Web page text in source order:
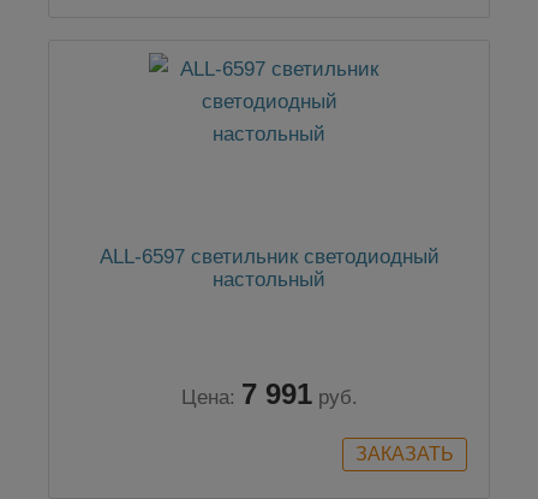
ALL-6597 светильник светодиодный
настольный
Цена: 7 991 руб.